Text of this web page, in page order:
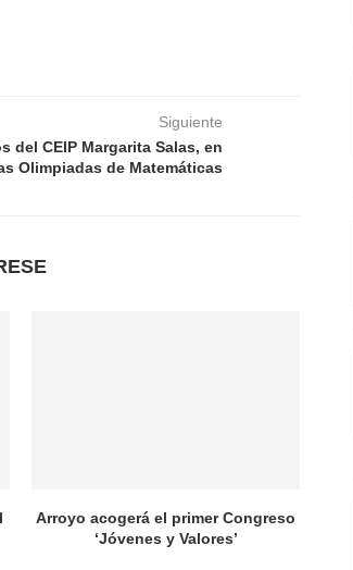
Siguiente
del CEIP Margarita Salas, en
Olimpiadas de Matemáticas
Arroyo acogerá el primer Congreso
‘Jóvenes y Valores’